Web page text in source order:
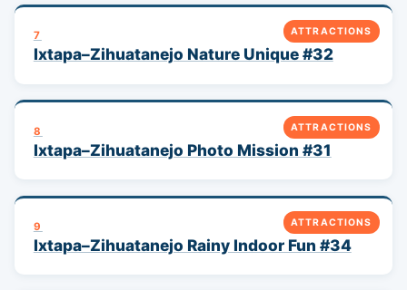
ATTRACTIONS
7
Ixtapa–Zihuatanejo Nature Unique #32
ATTRACTIONS
8
Ixtapa–Zihuatanejo Photo Mission #31
ATTRACTIONS
9
Ixtapa–Zihuatanejo Rainy Indoor Fun #34